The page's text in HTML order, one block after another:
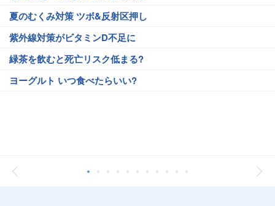
夏のむくみ対策 ツボ&反射区押し
紫外線対策がビタミンD不足に
緑茶を飲むと死亡リスク低まる?
ヨーグルト いつ食べたらいい?